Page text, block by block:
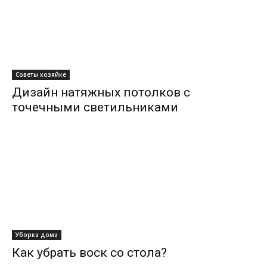
Советы хозяйке
Дизайн натяжных потолков с
точечными светильниками
Уборка дома
Как убрать воск со стола?